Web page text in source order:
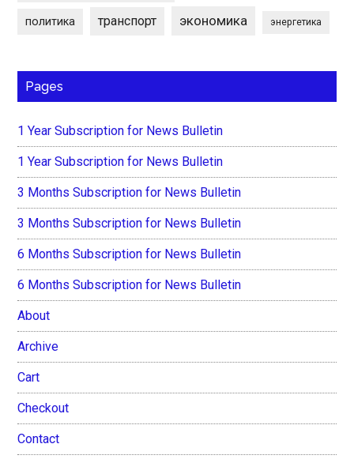
политика транспорт экономика энергетика
Pages
1 Year Subscription for News Bulletin
1 Year Subscription for News Bulletin
3 Months Subscription for News Bulletin
3 Months Subscription for News Bulletin
6 Months Subscription for News Bulletin
6 Months Subscription for News Bulletin
About
Archive
Cart
Checkout
Contact